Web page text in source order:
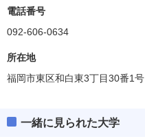
電話番号
092-606-0634
所在地
福岡市東区和白東3丁目30番1号
一緒に見られた大学